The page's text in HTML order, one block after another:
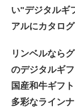
い"デジタルギ
アルにカタロ
リンベルなら
のデジタルギ
国産和牛ギフ
多彩なライン